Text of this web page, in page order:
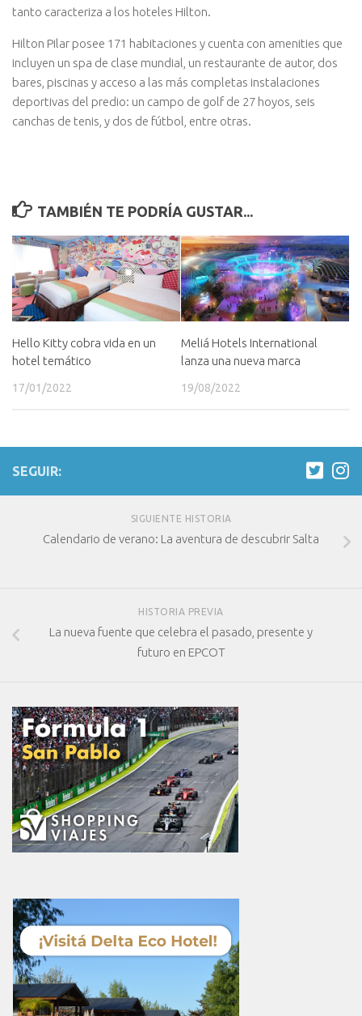
tanto caracteriza a los hoteles Hilton.
Hilton Pilar posee 171 habitaciones y cuenta con amenities que
incluyen un spa de clase mundial, un restaurante de autor, dos
bares, piscinas y acceso a las más completas instalaciones
deportivas del predio: un campo de golf de 27 hoyos, seis
canchas de tenis, y dos de fútbol, entre otras.
TAMBIÉN TE PODRÍA GUSTAR...
Hello Kitty cobra vida en un
hotel temático
17/01/2022
Meliá Hotels International
lanza una nueva marca
19/08/2022
SEGUIR:
SIGUIENTE HISTORIA
Calendario de verano: La aventura de descubrir Salta
HISTORIA PREVIA
La nueva fuente que celebra el pasado, presente y
futuro en EPCOT